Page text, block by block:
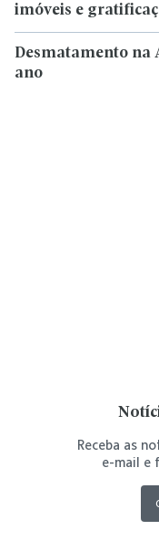
imóveis e
Desmatamento na
ano
Receba as
e-mail e